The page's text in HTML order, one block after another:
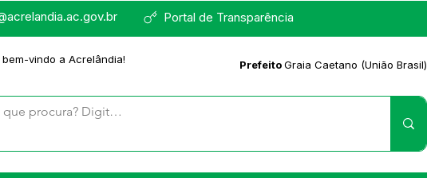
Portal de Transparência
bem-vindo a Acrelândia! PrefeitoGraia Caetano (União Brasil)